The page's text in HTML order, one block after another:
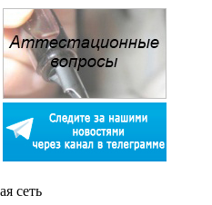
сеть